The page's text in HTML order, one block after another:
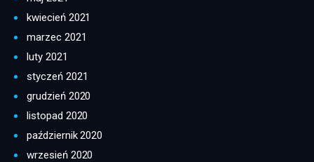
kwiecień 2021
marzec 2021
luty 2021
styczeń 2021
grudzień 2020
listopad 2020
październik 2020
wrzesień 2020